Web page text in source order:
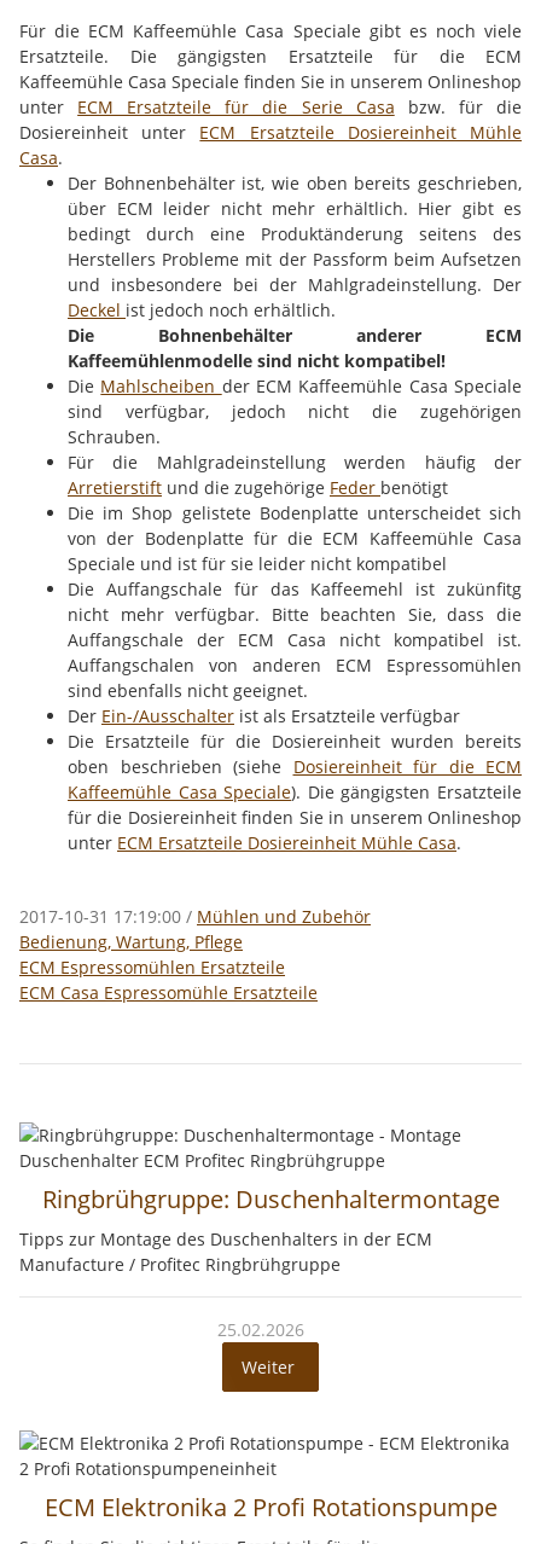
Für die ECM Kaffeemühle Casa Speciale gibt es noch viele
Ersatzteile. Die gängigsten Ersatzteile für die ECM
Kaffeemühle Casa Speciale finden Sie in unserem Onlineshop
unter ECM Ersatzteile für die Serie Casa bzw. für die
Dosiereinheit unter ECM Ersatzteile Dosiereinheit Mühle
Casa.
Der Bohnenbehälter ist, wie oben bereits geschrieben,
über ECM leider nicht mehr erhältlich. Hier gibt es
bedingt durch eine Produktänderung seitens des
Herstellers Probleme mit der Passform beim Aufsetzen
und insbesondere bei der Mahlgradeinstellung. Der
Deckel ist jedoch noch erhältlich.
Die Bohnenbehälter anderer ECM
Kaffeemühlenmodelle sind nicht kompatibel!
Die Mahlscheiben der ECM Kaffeemühle Casa Speciale
sind verfügbar, jedoch nicht die zugehörigen
Schrauben.
Für die Mahlgradeinstellung werden häufig der
Arretierstift und die zugehörige Feder benötigt
Die im Shop gelistete Bodenplatte unterscheidet sich
von der Bodenplatte für die ECM Kaffeemühle Casa
Speciale und ist für sie leider nicht kompatibel
Die Auffangschale für das Kaffeemehl ist zukünfitg
nicht mehr verfügbar. Bitte beachten Sie, dass die
Auffangschale der ECM Casa nicht kompatibel ist.
Auffangschalen von anderen ECM Espressomühlen
sind ebenfalls nicht geeignet.
Der Ein-/Ausschalter ist als Ersatzteile verfügbar
Die Ersatzteile für die Dosiereinheit wurden bereits
oben beschrieben (siehe Dosiereinheit für die ECM
Kaffeemühle Casa Speciale). Die gängigsten Ersatzteile
für die Dosiereinheit finden Sie in unserem Onlineshop
unter ECM Ersatzteile Dosiereinheit Mühle Casa.
2017-10-31 17:19:00 / Mühlen und Zubehör
Bedienung, Wartung, Pflege
ECM Espressomühlen Ersatzteile
ECM Casa Espressomühle Ersatzteile
Ringbrühgruppe: Duschenhaltermontage
Tipps zur Montage des Duschenhalters in der ECM
Manufacture / Profitec Ringbrühgruppe
25.02.2026
Weiter
ECM Elektronika 2 Profi Rotationspumpe